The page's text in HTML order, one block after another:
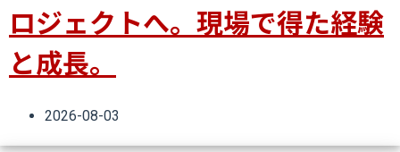
ロジェクトへ。現場で得た経験
と成長。
2026-08-03